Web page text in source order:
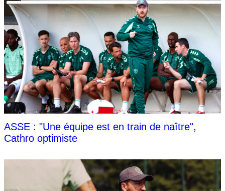
ASSE : "Une équipe est en train de naître",
Cathro optimiste